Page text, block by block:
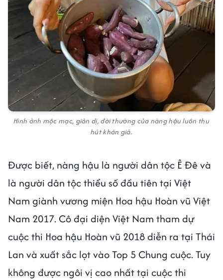
Hình ảnh mộc mạc, giản dị, đời thường của nàng hậu luôn thu
hút khán giả.
Được biết, nàng hậu là người dân tộc Ê Đê và
là người dân tộc thiểu số đầu tiên tại Việt
Nam giành vương miện Hoa hậu Hoàn vũ Việt
Nam 2017. Cô đại diện Việt Nam tham dự
cuộc thi Hoa hậu Hoàn vũ 2018 diễn ra tại Thái
Lan và xuất sắc lọt vào Top 5 Chung cuộc. Tuy
không được ngôi vị cao nhất tại cuộc thi